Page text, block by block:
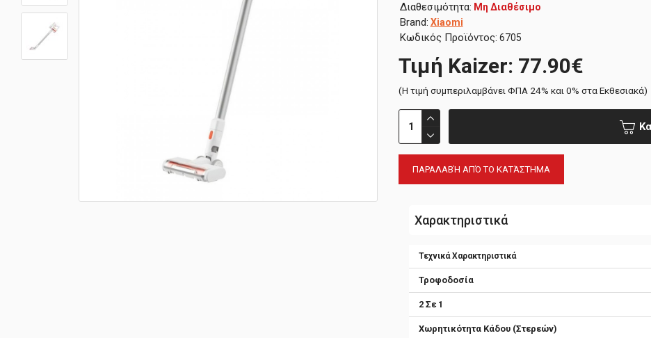
Διαθεσιμότητα: Μη Διαθέσιμο
Brand: Xiaomi
Κωδικός Προϊόντος: 6705
ΠΑΡΑΛΑΒΉ ΑΠΌ ΤΟ ΚΑΤΆΣΤΗΜΑ
Τιμή Kaizer: 77.90€
(H τιμή συμπεριλαμβάνει ΦΠΑ 24% και 0% στα Εκθεσιακά)
Χαρακτηριστικά
Τεχνικά Χαρακτηριστικά
Τροφοδοσία
2 Σε 1
Χωρητικότητα Κάδου (Στερεών)